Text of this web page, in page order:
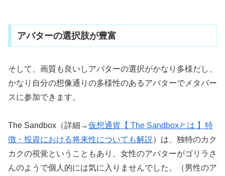
アバターの選択肢が豊富
そして、画質も良いしアバターの選択がかなり多様だし、
かなり自分の想像通りの多様性のあるアバターでメタバー
スに参加できます。
The Sandbox（詳細→仮想通貨【 The Sandboxとは 】特
徴・投資における将来性についても解説 ）は、独特のカク
カクの視覚ということもあり、女性のアバターがゴリラさ
んのようで個人的には気に入りませんでした。（男性のア